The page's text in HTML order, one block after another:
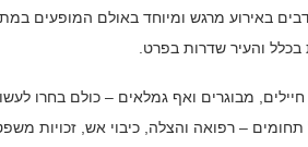
באירוע מרגש ומיוחד באולם המופעים
והעיר שדרות בפרט.
חיילים, מבוגרים ואף גמלאים – כולם בחרו
– רפואה והצלה, כיבוי אש, זכויות